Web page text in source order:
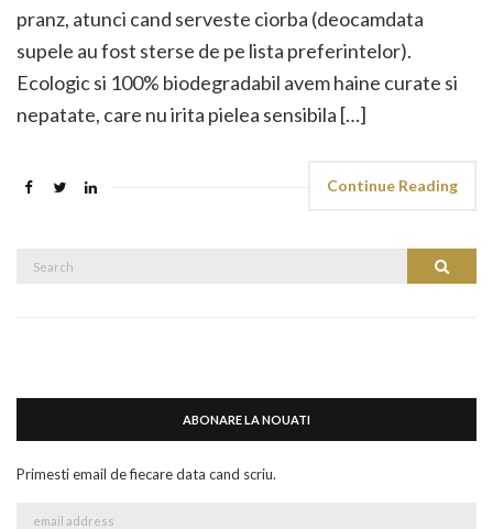
pranz, atunci cand serveste ciorba (deocamdata
supele au fost sterse de pe lista preferintelor).
Ecologic si 100% biodegradabil avem haine curate si
nepatate, care nu irita pielea sensibila […]
Continue Reading
Search
ABONARE LA NOUATI
Primesti email de fiecare data cand scriu.